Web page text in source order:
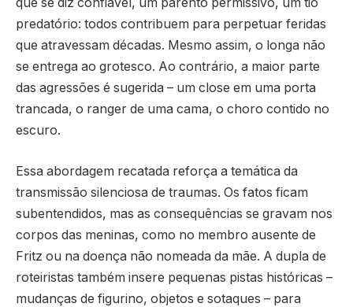
que se diz confiável, um parento permissivo, um tio
predatório: todos contribuem para perpetuar feridas
que atravessam décadas. Mesmo assim, o longa não
se entrega ao grotesco. Ao contrário, a maior parte
das agressões é sugerida – um close em uma porta
trancada, o ranger de uma cama, o choro contido no
escuro.
Essa abordagem recatada reforça a temática da
transmissão silenciosa de traumas. Os fatos ficam
subentendidos, mas as consequências se gravam nos
corpos das meninas, como no membro ausente de
Fritz ou na doença não nomeada da mãe. A dupla de
roteiristas também insere pequenas pistas históricas –
mudanças de figurino, objetos e sotaques – para